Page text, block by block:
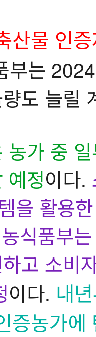
산물 인
부는
도 늘릴
농가 중
예정이다.
을 활용
농식품부
고 소비
이다. 내
증농가